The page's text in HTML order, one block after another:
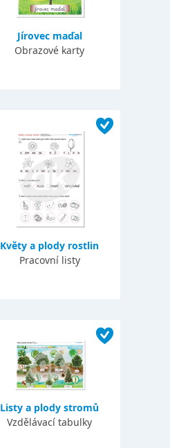
Jírovec maďal
Obrazové karty
Květy a plody rostlin
Pracovní listy
Listy a plody stromů
Vzdělávací tabulky